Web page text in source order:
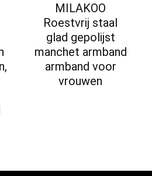
MILAKOO
Roestvrij staal
glad gepolijst
manchet armband
armband voor
vrouwen